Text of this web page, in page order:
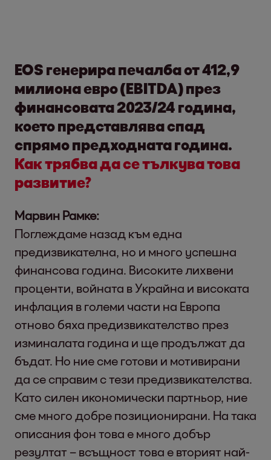
EOS генерира печалба от 412,9
милиона евро (EBITDA) през
финансовата 2023/24 година,
което представлява спад
спрямо предходната година.
Как трябва да се тълкува това
развитие?
Марвин Рамке:
Поглеждаме назад към една
предизвикателна, но и много успешна
финансова година. Високите лихвени
проценти, войната в Украйна и високата
инфлация в големи части на Европа
отново бяха предизвикателство през
изминалата година и ще продължат да
бъдат. Но ние сме готови и мотивирани
да се справим с тези предизвикателства.
Като силен икономически партньор, ние
сме много добре позиционирани. На така
описания фон това е много добър
резултат – всъщност това е вторият най-